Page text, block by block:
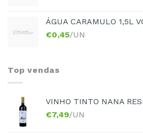
ÁGUA CARAMULO 1,5L
€0,45/UN
Top vendas
VINHO TINTO NANA
€7,49/UN